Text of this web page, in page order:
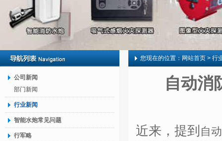
公司新闻
部门新闻
行业新闻
智能水炮常见问题
行军略
您现在的位置： 网站首页 > 行
自动消
近来，提到 自动